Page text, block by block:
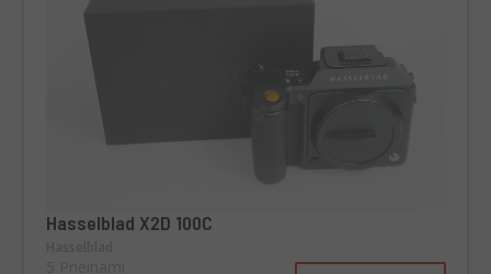
Hasselblad X2D 100C